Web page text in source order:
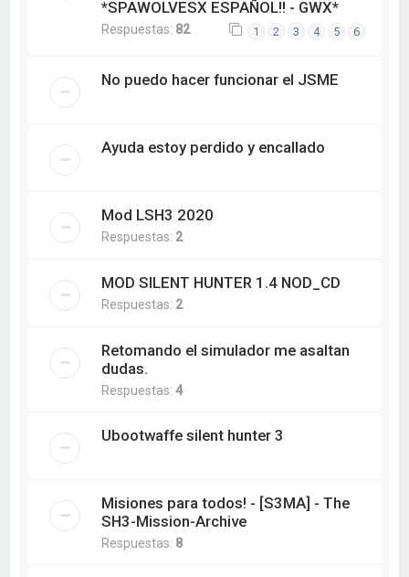
*SPAWOLVESX ESPAÑOL!! - GWX*
Respuestas: 82 1 2 3 4 5 6
No puedo hacer funcionar el JSME
Ayuda estoy perdido y encallado
Mod LSH3 2020
Respuestas: 2
MOD SILENT HUNTER 1.4 NOD_CD
Respuestas: 2
Retomando el simulador me asaltan
dudas.
Respuestas:4
Ubootwaffe silent hunter 3
Misiones para todos! - [S3MA] - The
SH3-Mission-Archive
Respuestas: 8